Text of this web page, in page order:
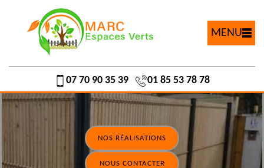
MENU
07 70 90 35 39 01 85 53 78 78
NOS RÉALISATIONS
NOUS CONTACTER